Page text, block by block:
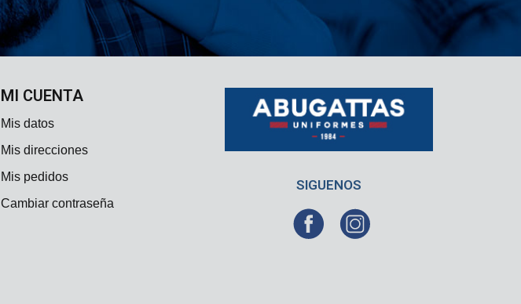
MI CUENTA
Mis datos
Mis direcciones
Mis pedidos
Cambiar contraseña
SIGUENOS